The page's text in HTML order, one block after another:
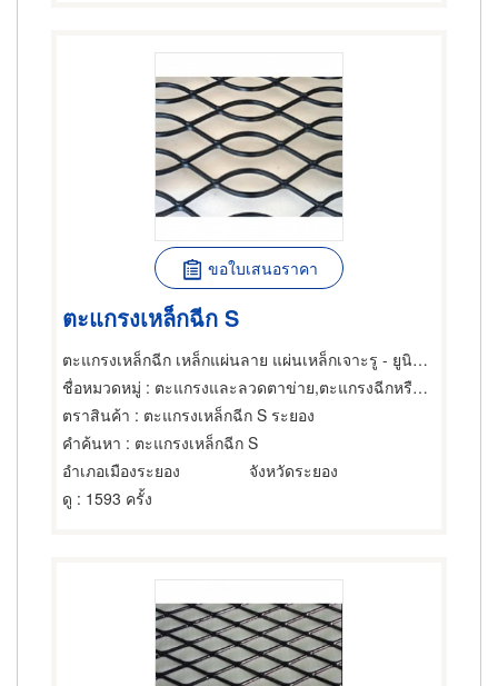
ขอใบเสนอราคา
ตะแกรงเหล็กฉีก S
ตะแกรงเหล็กฉีก เหล็กแผ่นลาย แผ่นเหล็กเจาะรู - ยูนิกซ์ ซัพพลายเออร์ ระยอง
ชื่อหมวดหมู่ : ตะแกรงและลวดตาข่าย,ตะแกรงฉีกหรือตะแกรงยืด,ตะแกรงและอุปกรณ์สำหรับร่อน
ตราสินค้า : ตะแกรงเหล็กฉีก S ระยอง
คำค้นหา : ตะแกรงเหล็กฉีก S
อำเภอเมืองระยอง
จังหวัดระยอง
ดู : 1593 ครั้ง